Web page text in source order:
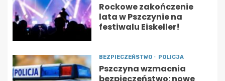
Rockowe zakończenie
lata w Pszczynie na
festiwalu Eiskeller!
BEZPIECZEŃSTWO POLICJA
Pszczyna wzmacnia
bezpieczeństwo: nowe